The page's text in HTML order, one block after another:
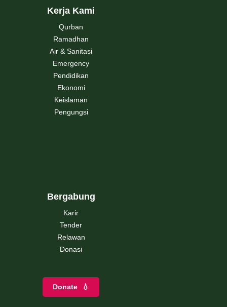
Kerja Kami
Qurban
Ramadhan
Air & Sanitasi
Emergency
Pendidikan
Ekonomi
Keislaman
Pengungsi
Bergabung
Karir
Tender
Relawan
Donasi
Donate 💧